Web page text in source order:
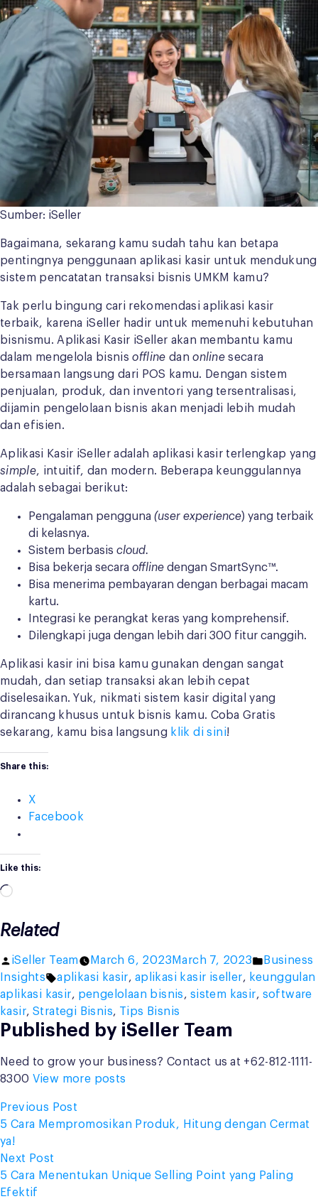
Sumber: iSeller
Bagaimana, sekarang kamu sudah tahu kan betapa
pentingnya penggunaan aplikasi kasir untuk mendukung
sistem pencatatan transaksi bisnis UMKM kamu?
Tak perlu bingung cari rekomendasi aplikasi kasir
terbaik, karena iSeller hadir untuk memenuhi kebutuhan
bisnismu. Aplikasi Kasir iSeller akan membantu kamu
dalam mengelola bisnisoffline danonlinesecara
bersamaan langsung dari POS kamu. Dengan sistem
penjualan, produk, dan inventori yang tersentralisasi,
dijamin pengelolaan bisnis akan menjadi lebih mudah
dan efisien.
Aplikasi Kasir iSeller adalah aplikasi kasir terlengkap yang
simple, intuitif, dan modern. Beberapa keunggulannya
adalah sebagai berikut:
Pengalaman pengguna (user experience) yang terbaik
di kelasnya.
Sistem berbasis cloud.
Bisa bekerja secara offline dengan SmartSync™.
Bisa menerima pembayaran dengan berbagai macam
kartu.
Integrasi ke perangkat keras yang komprehensif.
Dilengkapi juga dengan lebih dari 300 fitur canggih.
Aplikasi kasir ini bisa kamu gunakan dengan sangat
mudah, dan setiap transaksi akan lebih cepat
diselesaikan. Yuk, nikmati sistem kasir digital yang
dirancang khusus untuk bisnis kamu. Coba Gratis
sekarang, kamu bisa langsung klik di sini!
Share this:
X
Facebook
Like this:
Loading…
Related
Posted
by
iSeller Team March 6, 2023 March 7, 2023
Posted
in
Business
Insights
Tags:
aplikasi kasir, aplikasi kasir iseller, keunggulan
aplikasi kasir, pengelolaan bisnis, sistem kasir, software
kasir, Strategi Bisnis, Tips Bisnis
Published by iSeller Team
Need to grow your business? Contact us at +62-812-1111-
8300 View more posts
Post
navigation
Previous Post
post:
5 Cara Mempromosikan Produk, Hitung dengan Cermat
ya!
Next Post
post:
5 Cara Menentukan Unique Selling Point yang Paling
Efektif